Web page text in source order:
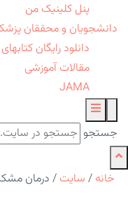
پنل کلینیک من
دانشجویان و محققان
دانلود رایگان
مقالات آموزشی
JAMA
جستجو
خانه / سایت / درمان